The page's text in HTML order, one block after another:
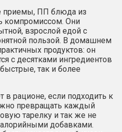
приемы, ПП блюда из
компромиссом. Они
взрослой едой с
пользой. В домашнем
продуктов: он
с десятками ингредиентов
так и более
в рационе, если подходить к
превращать каждый
тарелку и так же не
добавками.